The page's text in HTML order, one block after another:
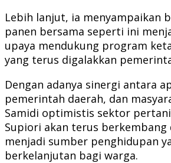
Lebih lanjut, ia menyampaikan
panen bersama seperti ini
upaya mendukung program
yang terus digalakkan
Dengan adanya sinergi antara
pemerintah daerah, dan
Samidi optimistis sektor
Supiori akan terus berkembang
menjadi sumber penghidupan
berkelanjutan bagi warga.